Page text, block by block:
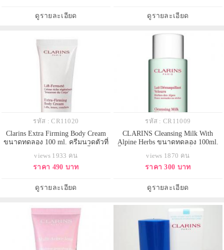
การเปลี่ยนแปลงของฮอร์โมนตาม
ธรรมชาติ ช่วยให้ริ้วรอย ร่องลึ
ดูรายละเอียด
สดใส ชุ่มชื่น จากส่วนผสมเข้มข้น
สกัดจากพืชธร
ดูรายละเอียด
รหัส : CR11020
Clarins Extra Firming Body Cream
ขนาดทดลอง 100 ml. ครีมนวดตัวที่
สำหรับผิวแห้ง ทำให้ผิวเนียนเรียบ
ขึ้น พร้อมเพิ่มความยืดหยุ่นให้ผิว ไม่
views 1933 คน
ราคา 490 บาท
ดูรายละเอียด
รหัส : CR11009
CLARINS Cleansing Milk With
Alpine Herbs ขนาดทดลอง 100ml.
และสิ่งสกปรกต่างๆ สำหรับผิวแห้ง
ถึงผิวธรรมดา ช่วยคงความสมดุล
เปล่งปลั่ง เนียนนุ่มสบาย สดชื่นอย่าง
views 1870 คน
ราคา 300 บาท
ดูรายละเอียด